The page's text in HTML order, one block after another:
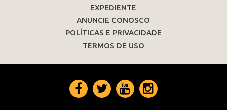
EXPEDIENTE
ANUNCIE CONOSCO
POLÍTICAS E PRIVACIDADE
TERMOS DE USO